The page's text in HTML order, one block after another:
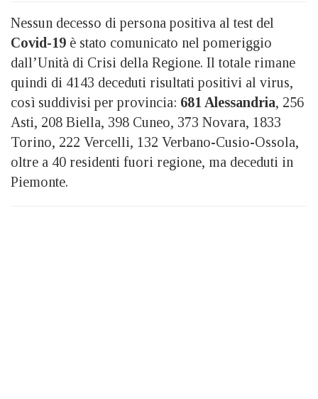
Nessun decesso di persona positiva al test del
Covid-19 è stato comunicato nel pomeriggio
dall’Unità di Crisi della Regione. Il totale rimane
quindi di 4143 deceduti risultati positivi al virus,
così suddivisi per provincia: 681 Alessandria, 256
Asti, 208 Biella, 398 Cuneo, 373 Novara, 1833
Torino, 222 Vercelli, 132 Verbano-Cusio-Ossola,
oltre a 40 residenti fuori regione, ma deceduti in
Piemonte.